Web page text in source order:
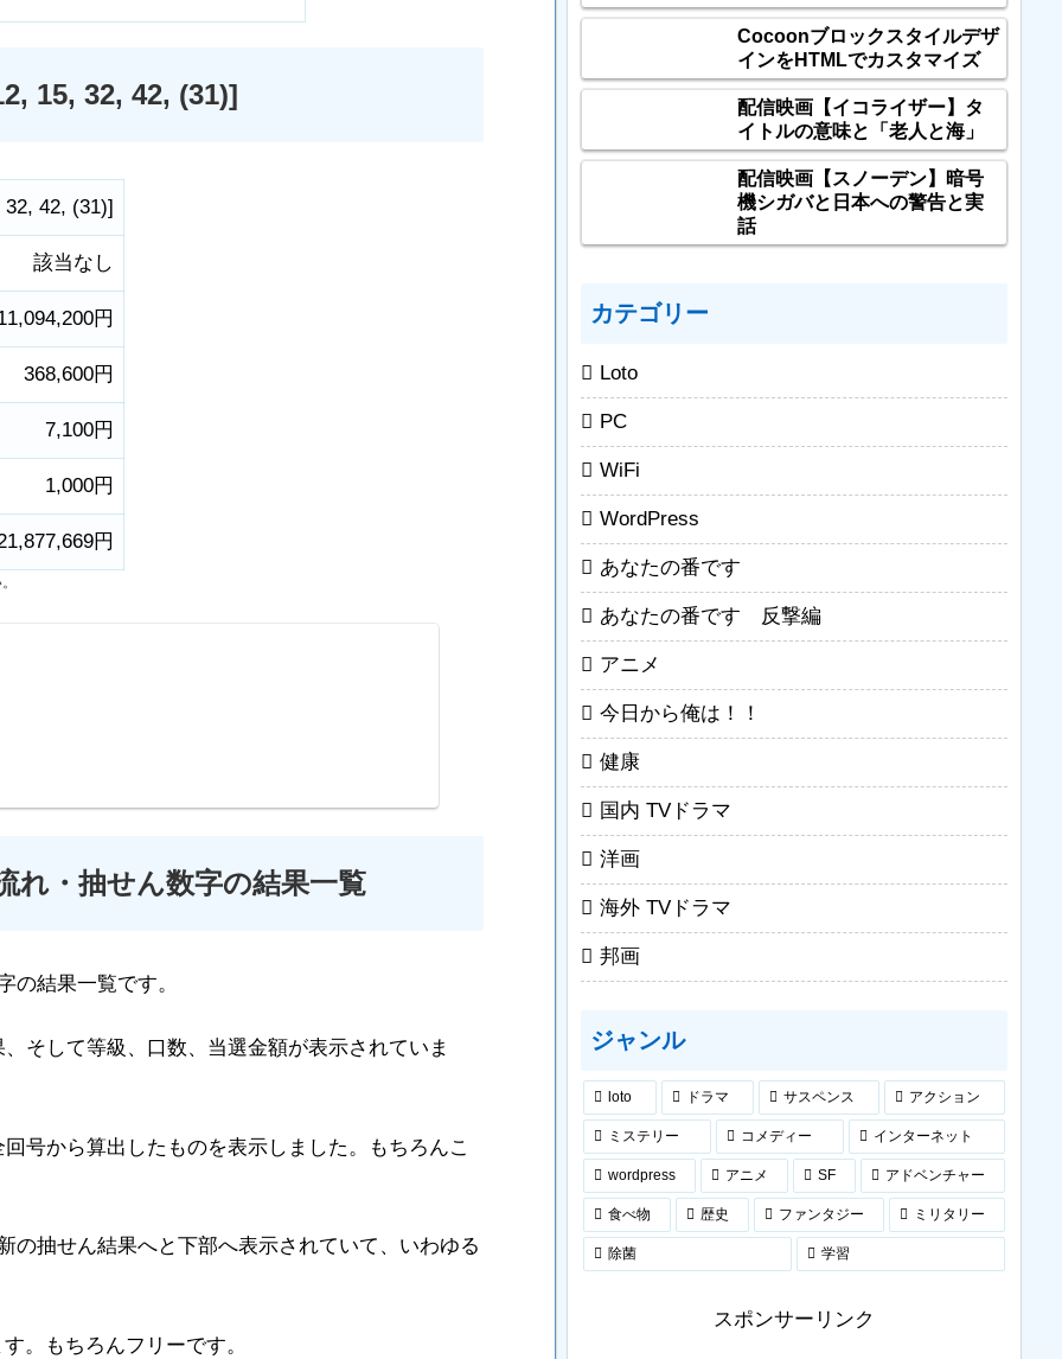
15, 32, 42, (31)]
32, 42, (31)]
該当なし
円
368,600円
7,100円
1,000円
円
れ・抽せん数字の結果一覧
の結果一覧です。
そして等級、口数、当選金額が表示されていま
号から算出したものを表示しました。もちろんこ
の抽せん結果へと下部へ表示されていて、いわゆる
。もちろんフリーです。
Cocoonブロックスタイルデザ
インをHTMLでカスタマイズ
配信映画【イコライザー】タ
イトルの意味と「老人と海」
配信映画【スノーデン】暗号
機シガバと日本への警告と実
話
カテゴリー
Loto
PC
WiFi
WordPress
あなたの番です
あなたの番です 反撃編
アニメ
今日から俺は！！
健康
国内 TVドラマ
洋画
海外 TVドラマ
邦画
ジャンル
loto ドラマ サスペンス アクション
ミステリー コメディー インターネット
wordpress アニメ SF アドベンチャー
食べ物 歴史 ファンタジー ミリタリー
除菌 学習
スポンサーリンク